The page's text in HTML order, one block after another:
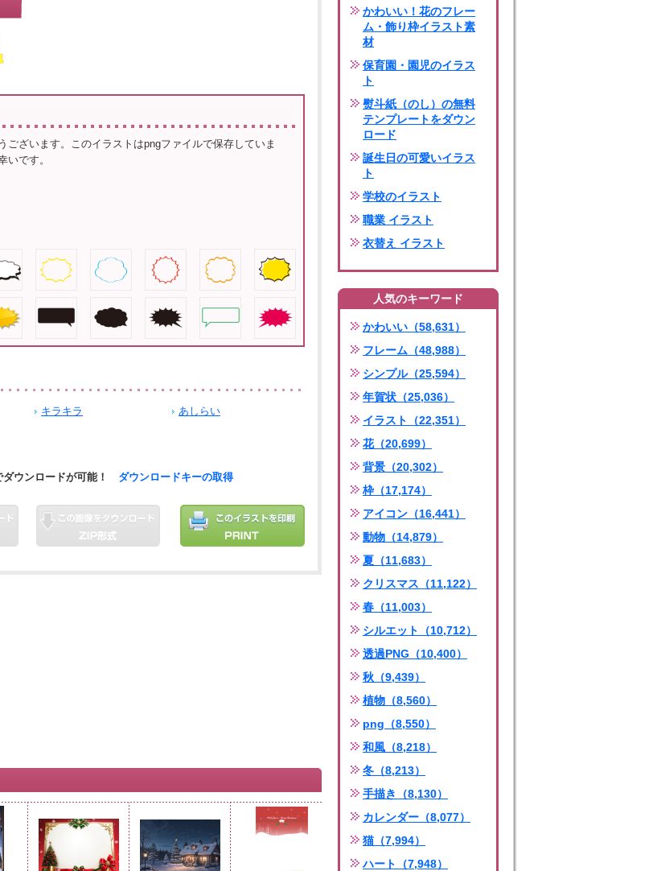
ございます。このイラストはpngファイルで保存していま
いです。
キラキラ
あしらい
ウンロードが可能！ ダウンロードキーの取得
かわいい！花のフレー
ム・飾り枠イラスト素
材
保育園・園児のイラス
ト
熨斗紙（のし）の無料
テンプレートをダウン
ロード
誕生日の可愛いイラス
ト
学校のイラスト
職業 イラスト
衣替え イラスト
人気のキーワード
かわいい（58,631）
フレーム（48,988）
シンプル（25,594）
年賀状（25,036）
イラスト（22,351）
花（20,699）
背景（20,302）
枠（17,174）
アイコン（16,441）
動物（14,879）
夏（11,683）
クリスマス（11,122）
春（11,003）
シルエット（10,712）
透過PNG（10,400）
秋（9,439）
植物（8,560）
png（8,550）
和風（8,218）
冬（8,213）
手描き（8,130）
カレンダー（8,077）
猫（7,994）
ハート（7,948）